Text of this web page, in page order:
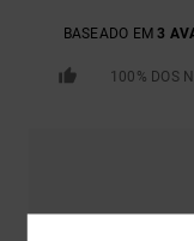
BASEADO EM3
100% DOS